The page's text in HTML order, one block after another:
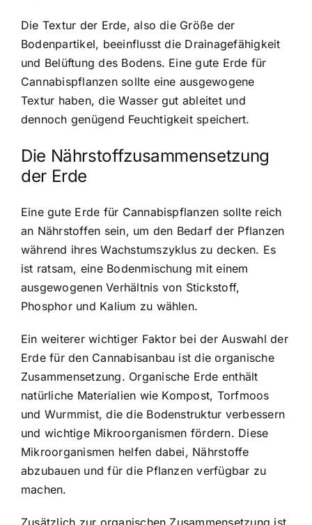
Die Textur der Erde, also die Größe der
Bodenpartikel, beeinflusst die Drainagefähigkeit
und Belüftung des Bodens. Eine gute Erde für
Cannabispflanzen sollte eine ausgewogene
Textur haben, die Wasser gut ableitet und
dennoch genügend Feuchtigkeit speichert.
Die Nährstoffzusammensetzung
der Erde
Eine gute Erde für Cannabispflanzen sollte reich
an Nährstoffen sein, um den Bedarf der Pflanzen
während ihres Wachstumszyklus zu decken. Es
ist ratsam, eine Bodenmischung mit einem
ausgewogenen Verhältnis von Stickstoff,
Phosphor und Kalium zu wählen.
Ein weiterer wichtiger Faktor bei der Auswahl der
Erde für den Cannabisanbau ist die organische
Zusammensetzung. Organische Erde enthält
natürliche Materialien wie Kompost, Torfmoos
und Wurmmist, die die Bodenstruktur verbessern
und wichtige Mikroorganismen fördern. Diese
Mikroorganismen helfen dabei, Nährstoffe
abzubauen und für die Pflanzen verfügbar zu
machen.